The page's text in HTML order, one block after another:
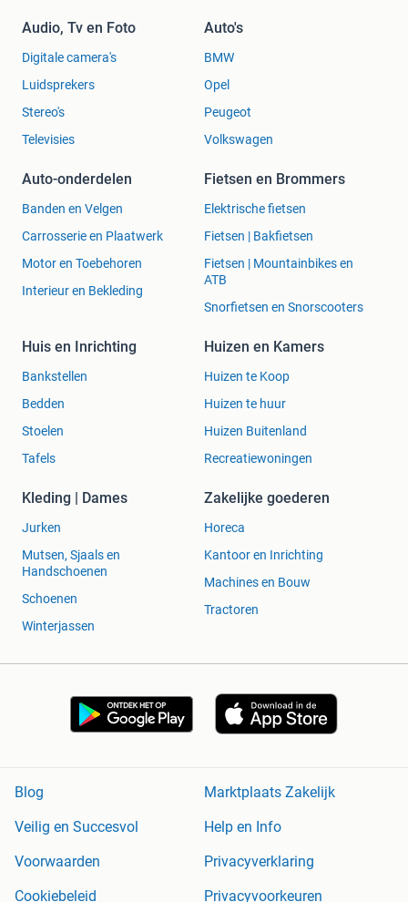
Audio, Tv en Foto
Digitale camera's
Luidsprekers
Stereo's
Televisies
Auto's
BMW
Opel
Peugeot
Volkswagen
Auto-onderdelen
Banden en Velgen
Carrosserie en Plaatwerk
Motor en Toebehoren
Interieur en Bekleding
Fietsen en Brommers
Elektrische fietsen
Fietsen | Bakfietsen
Fietsen | Mountainbikes en
ATB
Snorfietsen en Snorscooters
Huis en Inrichting
Bankstellen
Bedden
Stoelen
Tafels
Huizen en Kamers
Huizen te Koop
Huizen te huur
Huizen Buitenland
Recreatiewoningen
Kleding | Dames
Jurken
Mutsen, Sjaals en
Handschoenen
Schoenen
Winterjassen
Zakelijke goederen
Horeca
Kantoor en Inrichting
Machines en Bouw
Tractoren
Blog
Marktplaats Zakelijk
Veilig en Succesvol
Help en Info
Voorwaarden
Privacyverklaring
Cookiebeleid
Privacyvoorkeuren